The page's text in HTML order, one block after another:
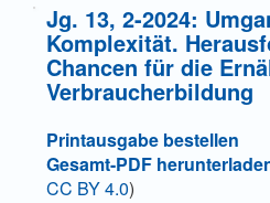
Jg. 13, 2-2024:
Komplexität.
Chancen für die
Verbraucherbildung
Printausgabe bestellen
Gesamt-PDF
CC BY 4.0)